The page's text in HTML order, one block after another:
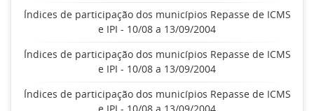
Índices de participação dos municípios Repasse de ICMS
e IPI - 10/08 a 13/09/2004
Índices de participação dos municípios Repasse de ICMS
e IPI - 10/08 a 13/09/2004
Índices de participação dos municípios Repasse de ICMS